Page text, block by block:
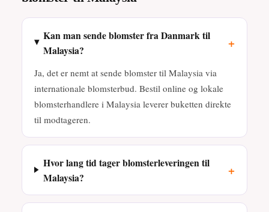
Kan man sende blomster fra Danmark til
Malaysia?
+
Ja, det er nemt at sende blomster til Malaysia via
internationale blomsterbud. Bestil online og lokale
blomsterhandlere i Malaysia leverer buketten direkte
til modtageren.
Hvor lang tid tager blomsterleveringen til
Malaysia?
+